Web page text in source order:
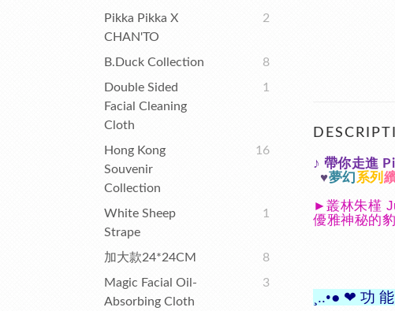
Pikka Pikka X
CHAN'TO
2
B.Duck Collection
8
Double Sided
Facial Cleaning
Cloth
1
Hong Kong
Souvenir
Collection
16
White Sheep
Strape
1
加大款24*24CM
8
Magic Facial Oil-
Absorbing Cloth
3
♪ 帶你走進
♥夢幻系列
► 叢林朱槿
優雅神秘的
¸..•● ❤ 功